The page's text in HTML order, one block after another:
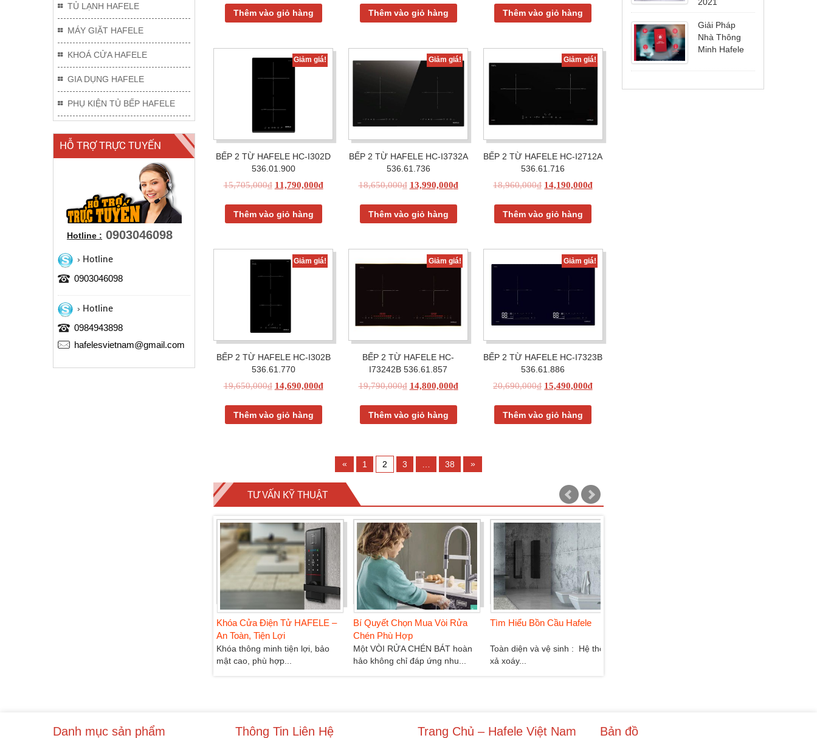
TỦ LẠNH HAFELE
MÁY GIẶT HAFELE
KHOÁ CỬA HAFELE
GIA DỤNG HAFELE
PHỤ KIỆN TỦ BẾP HAFELE
HỖ TRỢ TRỰC TUYẾN
Hotline : 0903046098
Hotline
0903046098
Hotline
0984943898
hafelesvietnam@gmail.com
Thêm vào giỏ hàng Thêm vào giỏ hàng Thêm vào giỏ hàng
Giảm giá!
BẾP 2 TỪ HAFELE HC-I302D
536.01.900
15,705,000₫ 11,790,000₫
Thêm vào giỏ hàng
Giảm giá!
BẾP 2 TỪ HAFELE HC-I3732A
536.61.736
18,650,000₫ 13,990,000₫
Thêm vào giỏ hàng
Giảm giá!
BẾP 2 TỪ HAFELE HC-I2712A
536.61.716
18,960,000₫ 14,190,000₫
Thêm vào giỏ hàng
Giảm giá!
BẾP 2 TỪ HAFELE HC-I302B
536.61.770
19,650,000₫ 14,690,000₫
Thêm vào giỏ hàng
Giảm giá!
BẾP 2 TỪ HAFELE HC-
I73242B 536.61.857
19,790,000₫ 14,800,000₫
Thêm vào giỏ hàng
Giảm giá!
BẾP 2 TỪ HAFELE HC-I7323B
536.61.886
20,690,000₫ 15,490,000₫
Thêm vào giỏ hàng
1 2 3 … 38
TƯ VẤN KỸ THUẬT
Khóa Cửa Điện Tử HAFELE –
Khóa thông minh tiện lợi, bảo
mật cao, phù hợp...
Bí Quyết Chọn Mua Vòi Rửa
Chén Phù Hợp
Một VÒI RỬA CHÉN BÁT hoàn
hảo không chỉ đáp ứng nhu...
Tìm Hiểu Bồn Cầu Hafele
Toàn diện và vệ sinh : Hệ thống
xả xoáy...
Tìm Hiểu Về Máy Hút Mùi
Hút mùi Hafele được người dùng
Giải Pháp
Nhà Thông
Minh Hafele
Thông báo
Danh mục sản phẩm Thông Tin Liên Hệ Trang Chủ – Hafele Việt Nam Bản đồ